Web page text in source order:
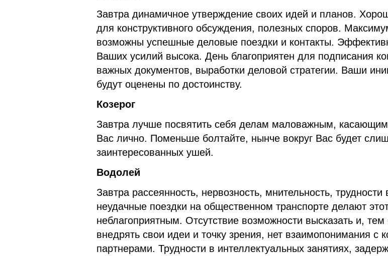
Завтра динамичное утверждение своих идей и планов.
для конструктивного обсуждения, полезных споров.
возможны успешные деловые поездки и контакты.
Ваших усилий высока. День благоприятен для подписания
важных документов, выработки деловой стратегии. Ваши
будут оценены по достоинству.
Козерог
Завтра лучше посвятить себя делам маловажным,
Вас лично. Поменьше болтайте, нынче вокруг Вас будет
заинтересованных ушей.
Водолей
Завтра рассеянность, нервозность, мнительность, трудности
неудачные поездки на общественном транспорте делают
неблагоприятным. Отсутствие возможности высказать и, тем
внедрять свои идеи и точку зрения, нет взаимопонимания с
партнерами. Трудности в интеллектуальных занятиях,